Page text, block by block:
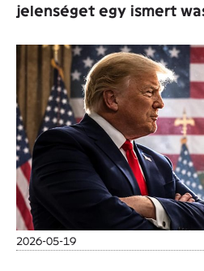
jelenséget egy ismert
2026-05-19